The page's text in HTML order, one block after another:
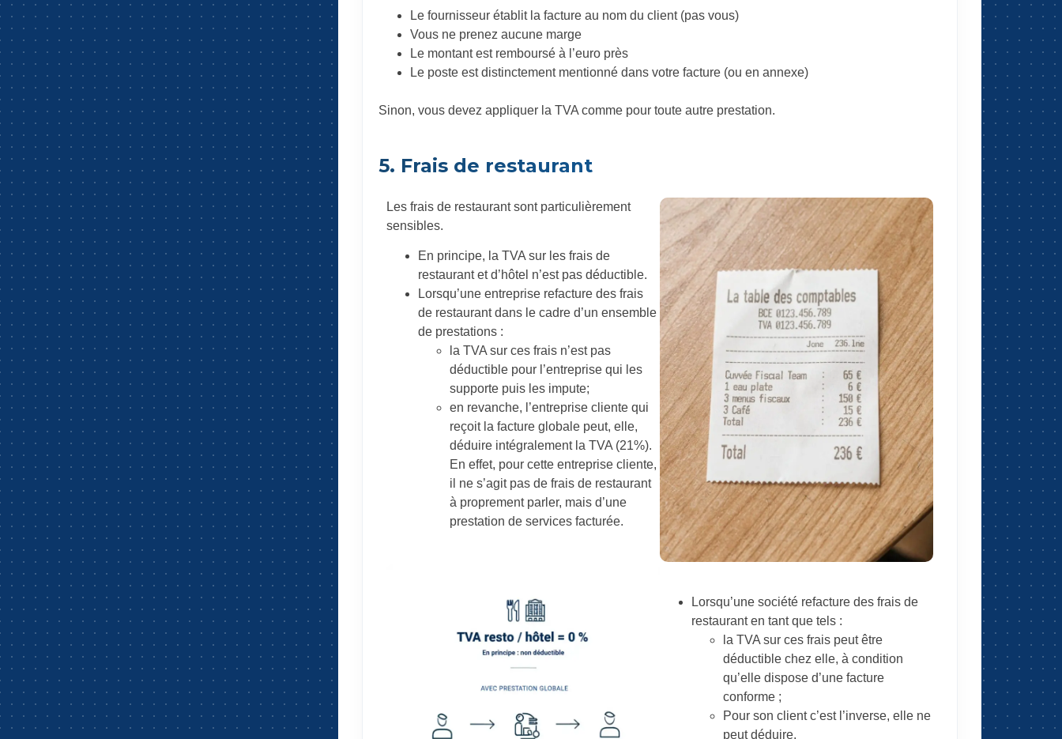
Le fournisseur établit la facture au nom du client (pas vous)
Vous ne prenez aucune marge
Le montant est remboursé à l’euro près
Le poste est distinctement mentionné dans votre facture (ou en annexe)
Sinon, vous devez appliquer la TVA comme pour toute autre prestation.
5. Frais de restaurant
Les frais de restaurant sont particulièrement
sensibles.
En principe, la TVA sur les frais de
restaurant et d’hôtel n’est pas déductible.
Lorsqu’une entreprise refacture des frais
de restaurant dans le cadre d’un ensemble
de prestations :
la TVA sur ces frais n’est pas
déductible pour l’entreprise qui les
supporte puis les impute;
en revanche, l’entreprise cliente qui
reçoit la facture globale peut, elle,
déduire intégralement la TVA (21%).
En effet, pour cette entreprise cliente,
il ne s’agit pas de frais de restaurant
à proprement parler, mais d’une
prestation de services facturée.
Lorsqu’une société refacture des frais de
restaurant en tant que tels :
la TVA sur ces frais peut être
déductible chez elle, à condition
qu’elle dispose d’une facture
conforme ;
Pour son client c’est l’inverse, elle ne
peut déduire.